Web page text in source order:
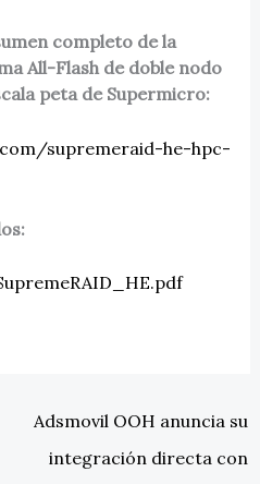
completo de la
All-Flash de doble nodo
peta de Supermicro:
supremeraid-he-hpc-
Adsmovil OOH anuncia su
integración directa con